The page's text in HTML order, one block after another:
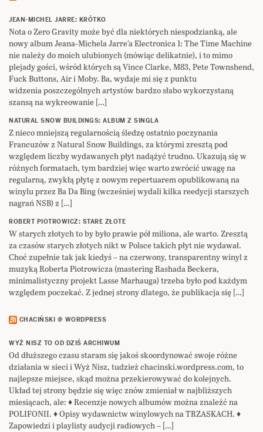
JEAN-MICHEL JARRE: KRÓTKO
Nota o Zero Gravity może być dla niektórych niespodzianką, ale
nowy album Jeana-Michela Jarre’a Electronica 1: The Time Machine
nie należy do moich ulubionych (mówiąc delikatnie), i to mimo
plejady gości, wśród których są Vince Clarke, M83, Pete Townshend,
Fuck Buttons, Air i Moby. Ba, wydaje mi się z punktu
widzenia poszczególnych artystów bardzo słabo wykorzystaną
szansą na wykreowanie […]
NATURAL SNOW BUILDINGS: ALBUM Z SINGLA
Z nieco mniejszą regularnością śledzę ostatnio poczynania
Francuzów z Natural Snow Buildings, za którymi zresztą pod
względem liczby wydawanych płyt nadążyć trudno. Ukazują się w
różnych formatach, tym bardziej więc warto zwrócić uwagę na
regularną, zwykłą płytę z nowym repertuarem opublikowaną na
winylu przez Ba Da Bing (wcześniej wydali kilka reedycji starszych
nagrań NSB) z […]
ROBERT PIOTROWICZ: STARE ZŁOTE
W starych złotych to by było prawie pół miliona, ale warto. Zresztą
za czasów starych złotych nikt w Polsce takich płyt nie wydawał.
Choć zupełnie tak jak kiedyś – na czerwony, transparentny winyl z
muzyką Roberta Piotrowicza (mastering Rashada Beckera,
minimalistyczny projekt Lasse Marhauga) trzeba było pod każdym
względem poczekać. Z jednej strony dlatego, że publikacja się […]
CHACIŃSKI @ WORDPRESS
WYŻ NISZ TO OD DZIŚ ARCHIWUM
Od dłuższego czasu staram się jakoś skoordynować swoje różne
działania w sieci i Wyż Nisz, tudzież chacinski.wordpress.com, to
najlepsze miejsce, skąd można przekierowywać do kolejnych.
Układ tej strony będzie się więc znów zmieniał w najbliższych
miesiącach, ale: ♦ Recenzje nowych albumów można znaleźć na
POLIFONII. ♦ Opisy wydawnictw winylowych na TRZASKACH. ♦
Zapowiedzi i playlisty audycji radiowych – […]